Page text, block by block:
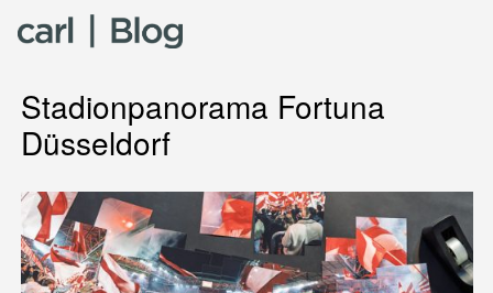
Skip to content
Stadionpanorama Fortuna
Düsseldorf